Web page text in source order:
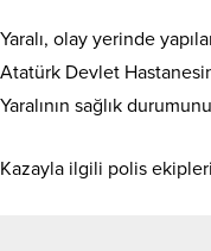
Yaralı, olay yerinde
Atatürk Devlet
Yaralının sağlık
Kazayla ilgili polis